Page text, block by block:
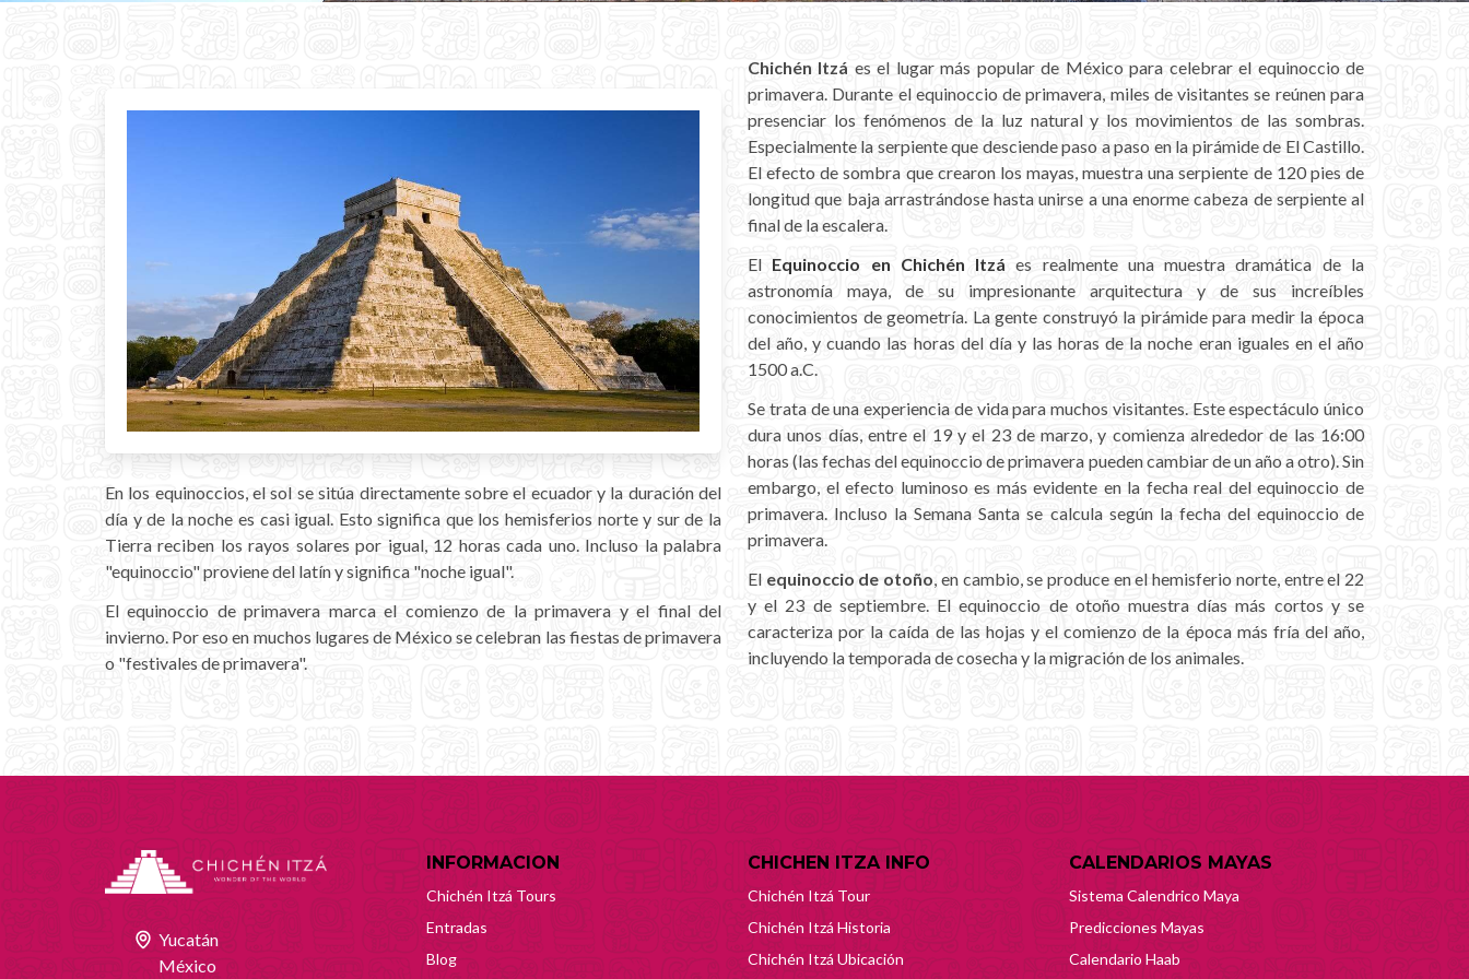
En los equinoccios, el sol se sitúa directamente sobre el ecuador y la duración del
día y de la noche es casi igual. Esto significa que los hemisferios norte y sur de la
Tierra reciben los rayos solares por igual, 12 horas cada uno. Incluso la palabra
"equinoccio" proviene del latín y significa "noche igual".
El equinoccio de primavera marca el comienzo de la primavera y el final del
invierno. Por eso en muchos lugares de México se celebran las fiestas de primavera
o "festivales de primavera".
Chichén Itzá es el lugar más popular de México para celebrar el equinoccio de
primavera. Durante el equinoccio de primavera, miles de visitantes se reúnen para
presenciar los fenómenos de la luz natural y los movimientos de las sombras.
Especialmente la serpiente que desciende paso a paso en la pirámide de El Castillo.
El efecto de sombra que crearon los mayas, muestra una serpiente de 120 pies de
longitud que baja arrastrándose hasta unirse a una enorme cabeza de serpiente al
final de la escalera.
El Equinoccio en Chichén Itzá es realmente una muestra dramática de la
astronomía maya, de su impresionante arquitectura y de sus increíbles
conocimientos de geometría. La gente construyó la pirámide para medir la época
del año, y cuando las horas del día y las horas de la noche eran iguales en el año
1500 a.C.
Se trata de una experiencia de vida para muchos visitantes. Este espectáculo único
dura unos días, entre el 19 y el 23 de marzo, y comienza alrededor de las 16:00
horas (las fechas del equinoccio de primavera pueden cambiar de un año a otro). Sin
embargo, el efecto luminoso es más evidente en la fecha real del equinoccio de
primavera. Incluso la Semana Santa se calcula según la fecha del equinoccio de
primavera.
El equinoccio de otoño, en cambio, se produce en el hemisferio norte, entre el 22
y el 23 de septiembre. El equinoccio de otoño muestra días más cortos y se
caracteriza por la caída de las hojas y el comienzo de la época más fría del año,
incluyendo la temporada de cosecha y la migración de los animales.
Yucatán
México
INFORMACION
Chichén Itzá Tours
Entradas
Blog
CHICHEN ITZA INFO
Chichén Itzá Tour
Chichén Itzá Historia
Chichén Itzá Ubicación
CALENDARIOS MAYAS
Sistema Calendrico Maya
Predicciones Mayas
Calendario Haab